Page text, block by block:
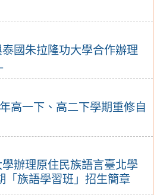
國朱拉隆功大學合作辦理
高一下、高二下學期重修自
辦理原住民族語言臺北學
「族語學習班」招生簡章